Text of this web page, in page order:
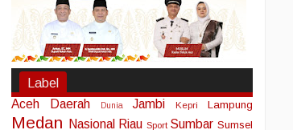
Label
Aceh
Daerah Dunia Jambi Kepri Lampung
Medan Nasional Riau Sport Sumbar Sumsel